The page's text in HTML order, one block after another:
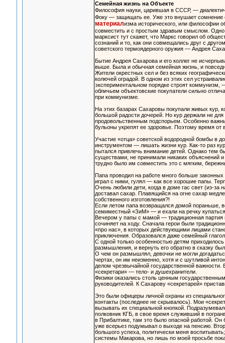
Семейная жизнь на Объекте
Философия науки, царившая в СССР, —
Фоку — защищать ее. Уже это внушает сомнение
материализма исторического, или философии
совместить и с простым здравым смыслом. Одно
марксист тут скажет, что Маркс говорил об
сознаний и то, как они совмещались друг с
советского термоядерного оружия — Андрея
Бытие Андрея Сахарова и его коллег не
выше. Была и обычная семейная жизнь, и
Жители окрестных сел и без всяких
колючей оградой. В одном из этих сел
экспериментальном порядке строят коммунизм,
обличьем объектовские покупатели сильно
при коммунизме.
На этих базарах Сахаровы покупали живых кур,
большой радости дочерей. Но кур держали не
продовольственным подспорьем. Особенно
бульоны укрепят ее здоровье. Поэтому время от
Участие «отца» советской водородной бомбы в
инструментом — лишать жизни кур. Как-то раз
пытался привлечь внимание детей. Однако тем
существами, не принимали никаких объяснений
трудно было им совместить это с мягким,
Папа проводил на работе много больше
играл с ними, гулял — как все хорошие папы.
Очень любили дети, когда в доме гас свет (из-за
доставал сахар. Плавящийся на огне сахар
собственного изготовления?!
Если летом папа возвращался домой пораньше,
семиместный «ЗиМ» — и ехали на речку
Вечером у папы с мамой — традиционная партия
сочиняет на ходу. Сначала герои были
«про нас», в которых действующими лицами
приключения. Образовался даже семейный
С одной только особенностью детям
размышления, и вернуть его обратно в сказку
О чем он размышлял, девочки не могли
чертах, он им неизменно, хотя и с шутливой
делом чрезвычайной государственной
«секретари» — тело- и душехранители.
Физики оказались столь ценным
руководителей. К Сахарову «секретарей»
Это были офицеры личной охраны из
контакты (последнее не скрывалось). Мои
вызывать их специальной кнопкой.
полковник КГБ, в свое время служивший в
в Прибалтике, там это было опасной работой. Он
уже всерьез подумывал о выходе на пенсию.
большого успеха, политически меня
системы Макарова, но лишь по моей просьбе